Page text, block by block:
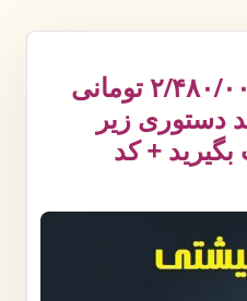
واریز یارانه رمضان ۲/۴۸۰/۰۰۰ تومانی
دستوری زیر
+ کد